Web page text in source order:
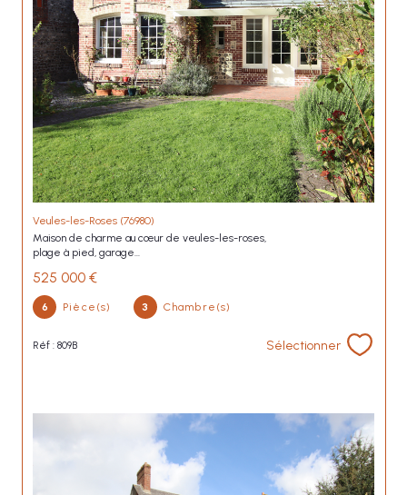
Veules-les-Roses (76980)
maison de charme au cœur de veules-les-roses,
plage à pied, garage...
525 000 €
6 Pièce(s) 3 Chambre(s)
Réf : 809B Sélectionner